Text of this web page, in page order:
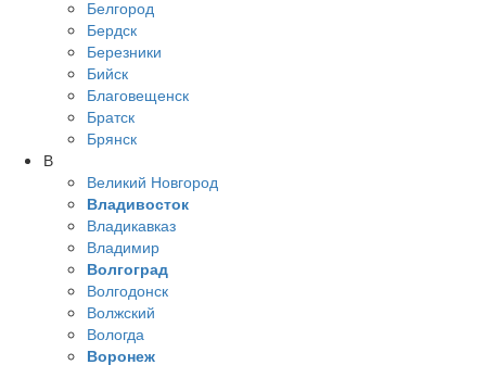
Белгород
Бердск
Березники
Бийск
Благовещенск
Братск
Брянск
В
Великий Новгород
Владивосток
Владикавказ
Владимир
Волгоград
Волгодонск
Волжский
Вологда
Воронеж